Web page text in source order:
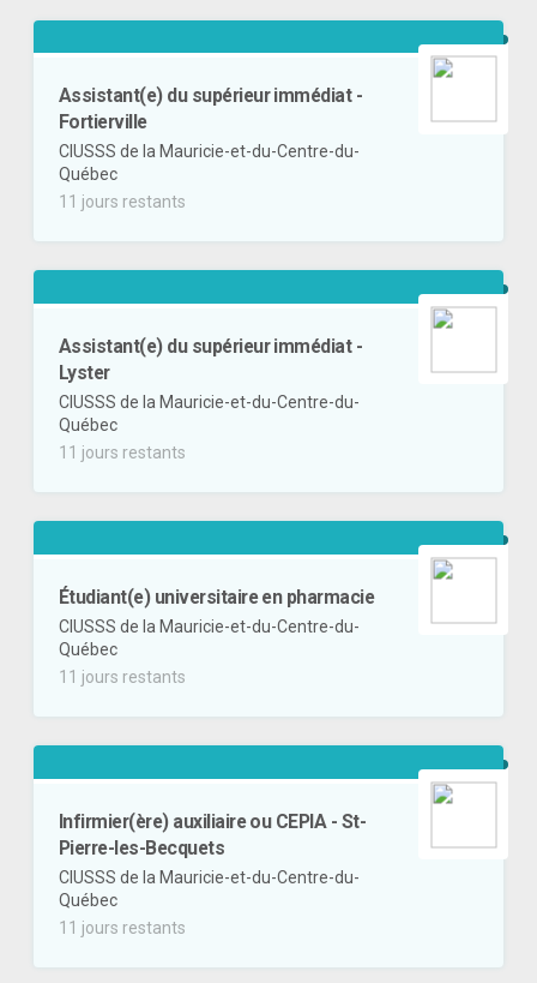
Assistant(e) du supérieur immédiat -
Fortierville
CIUSSS de la Mauricie-et-du-Centre-du-
Québec
11 jours restants
Assistant(e) du supérieur immédiat -
Lyster
CIUSSS de la Mauricie-et-du-Centre-du-
Québec
11 jours restants
Étudiant(e) universitaire en pharmacie
CIUSSS de la Mauricie-et-du-Centre-du-
Québec
11 jours restants
Infirmier(ère) auxiliaire ou CEPIA - St-
Pierre-les-Becquets
CIUSSS de la Mauricie-et-du-Centre-du-
Québec
11 jours restants